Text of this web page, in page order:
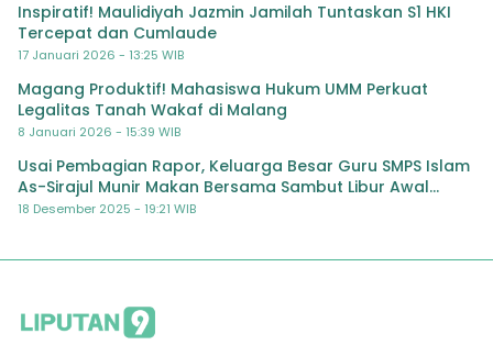
Inspiratif! Maulidiyah Jazmin Jamilah Tuntaskan S1 HKI
Tercepat dan Cumlaude
17 Januari 2026 - 13:25 WIB
Magang Produktif! Mahasiswa Hukum UMM Perkuat
Legalitas Tanah Wakaf di Malang
8 Januari 2026 - 15:39 WIB
Usai Pembagian Rapor, Keluarga Besar Guru SMPS Islam
As-Sirajul Munir Makan Bersama Sambut Libur Awal
Semester
18 Desember 2025 - 19:21 WIB